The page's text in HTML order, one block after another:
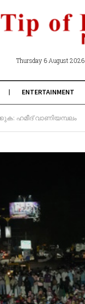
Thursday 6 August 2026
ENTERTAINMENT
ഹമീദ് വാണിയമ്പലം